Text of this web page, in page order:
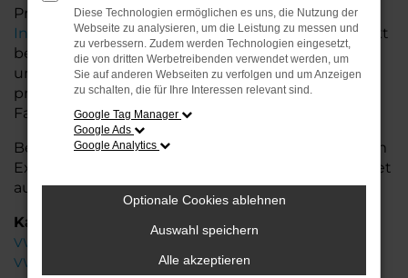
Profitieren Sie von zusätzlichen Services wie
Inzahlungnahme,Wartung und Reparaturendirekt
bei Ihrem VW Autohaus in der Nähe von Leer. Mit
unserer großen Auswahl an Fahrzeugen und der
professionellen Beratung finden Sie bei uns das
Fahrzeug, das Ihre Ansprüche erfüllt.
Besuchen Sie uns und lassen Sie sich von unserem
Expertenteam beraten – der VW T7 Caravelle wartet
auf Sie!
Kategorie
VW T7 Caravelle Leer
VW T7 Caravelle Neuwagen Leer
Diese Technologien ermöglichen es uns, die Nutzung der
Webseite zu analysieren, um die Leistung zu messen und
zu verbessern. Zudem werden Technologien eingesetzt,
die von dritten Werbetreibenden verwendet werden, um
Sie auf anderen Webseiten zu verfolgen und um Anzeigen
zu schalten, die für Ihre Interessen relevant sind.
Google Tag Manager
Google Ads
Google Analytics
Optionale Cookies ablehnen
Auswahl speichern
Alle akzeptieren